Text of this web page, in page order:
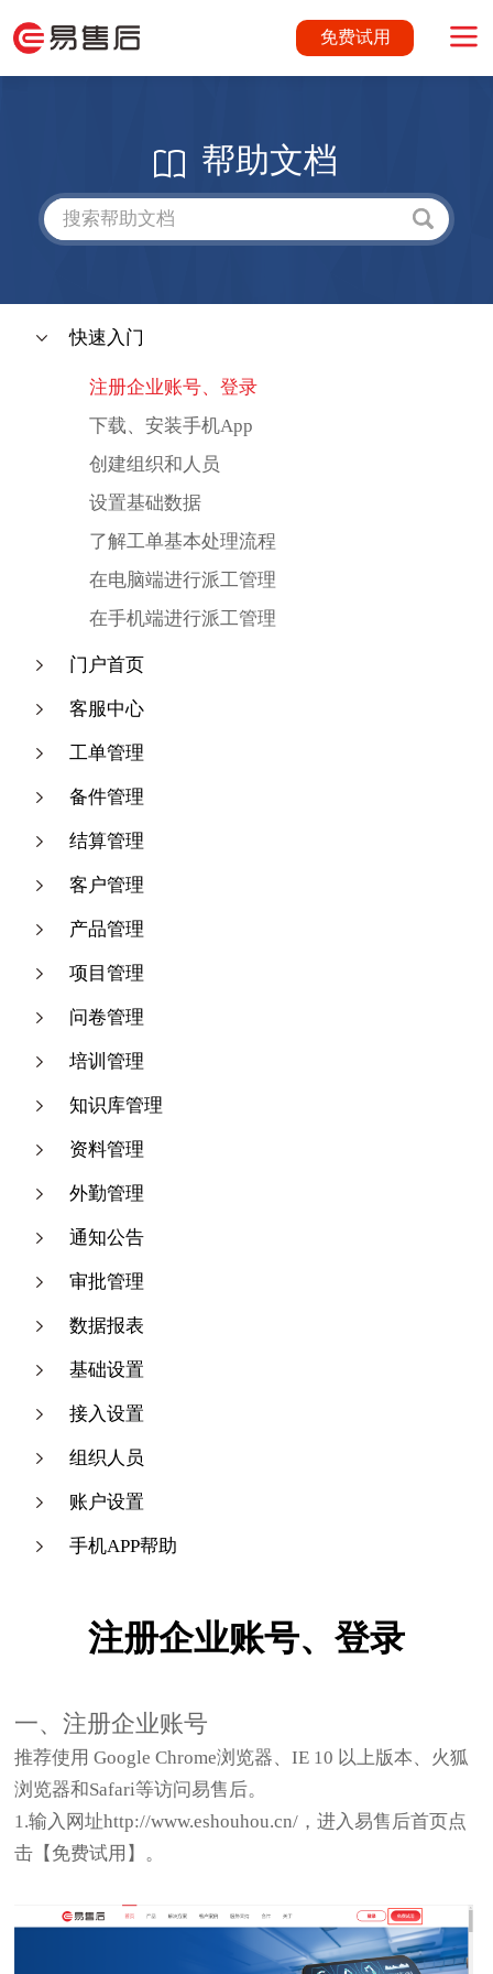
免费试用
帮助文档
快速入门
注册企业账号、登录
下载、安装手机App
创建组织和人员
设置基础数据
了解工单基本处理流程
在电脑端进行派工管理
在手机端进行派工管理
门户首页
客服中心
工单管理
备件管理
结算管理
客户管理
产品管理
项目管理
问卷管理
培训管理
知识库管理
资料管理
外勤管理
通知公告
审批管理
数据报表
基础设置
接入设置
组织人员
账户设置
手机APP帮助
注册企业账号、登录
一、注册企业账号
推荐使用 Google Chrome浏览器、IE 10 以上版本、火狐
浏览器和Safari等访问易售后。
1.输入网址http://www.eshouhou.cn/，进入易售后首页点
击【免费试用】。